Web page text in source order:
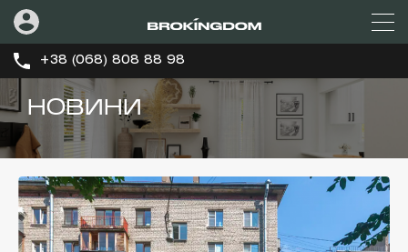
+38 (068) 808 88 98
НОВИНИ